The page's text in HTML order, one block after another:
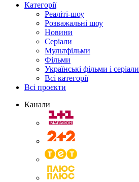
Категорії
Реаліті-шоу
Розважальні шоу
Новини
Серіали
Мультфільми
Фільми
Українські фільми і серіали
Всі категорії
Всі проєкти
Канали